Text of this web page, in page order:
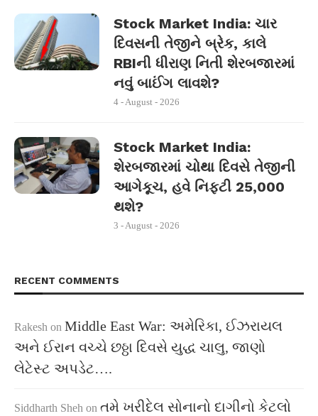
Stock Market India: ચાર
દિવસની તેજીને બ્રેક, કાલે
RBIની ધીરાણ નિતી શેરબજારમાં
નવું બાઈંગ લાવશે?
4 - August - 2026
Stock Market India:
શેરબજારમાં ચોથા દિવસે તેજીની
આગેકૂચ, હવે નિફ્ટી 25,000
થશે?
3 - August - 2026
RECENT COMMENTS
Rakesh on Middle East War: અમેરિકા, ઈઝરાયલ
અને ઈરાન વચ્ચે છઠ્ઠા દિવસે યુદ્ધ ચાલુ, જાણો
લેટેસ્ટ અપડેટ….
Siddharth Sheh on તમે ખરીદેલ સોનાનો દાગીનો કેટલો